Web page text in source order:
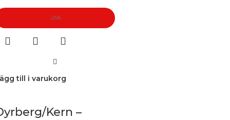
-25%
till i varukorg
Kern –